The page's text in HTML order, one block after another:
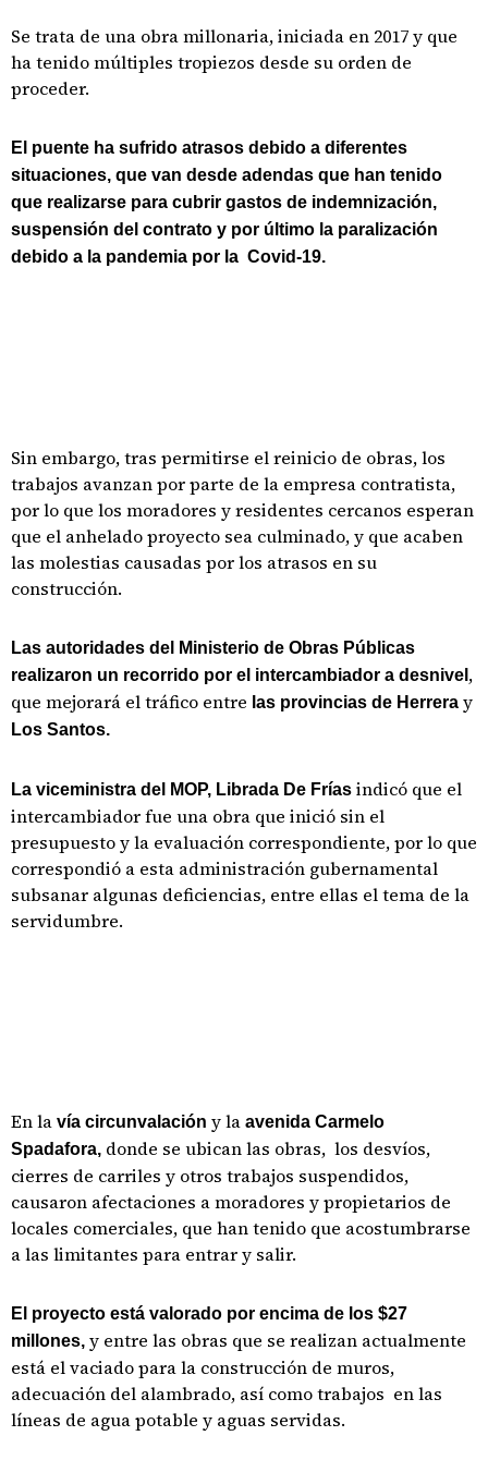
Se trata de una obra millonaria, iniciada en 2017 y que
ha tenido múltiples tropiezos desde su orden de
proceder.
El puente ha sufrido atrasos debido a diferentes
situaciones, que van desde adendas que han tenido
que realizarse para cubrir gastos de indemnización,
suspensión del contrato y por último la paralización
debido a la pandemia por la Covid-19.
Sin embargo, tras permitirse el reinicio de obras, los
trabajos avanzan por parte de la empresa contratista,
por lo que los moradores y residentes cercanos esperan
que el anhelado proyecto sea culminado, y que acaben
las molestias causadas por los atrasos en su
construcción.
Las autoridades del Ministerio de Obras Públicas
realizaron un recorrido por el intercambiador a desnivel ,
que mejorará el tráfico entre las provincias de Herrera y
Los Santos.
La viceministra del MOP, Librada De Frías indicó que el
intercambiador fue una obra que inició sin el
presupuesto y la evaluación correspondiente, por lo que
correspondió a esta administración gubernamental
subsanar algunas deficiencias, entre ellas el tema de la
servidumbre.
En la vía circunvalación y la avenida Carmelo
Spadafora, donde se ubican las obras, los desvíos,
cierres de carriles y otros trabajos suspendidos,
causaron afectaciones a moradores y propietarios de
locales comerciales, que han tenido que acostumbrarse
a las limitantes para entrar y salir.
El proyecto está valorado por encima de los $27
millones, y entre las obras que se realizan actualmente
está el vaciado para la construcción de muros,
adecuación del alambrado, así como trabajos en las
líneas de agua potable y aguas servidas.